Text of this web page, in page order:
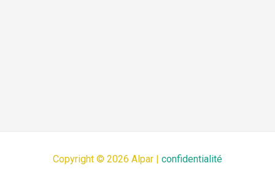
Copyright © 2026 Alpar | confidentialité